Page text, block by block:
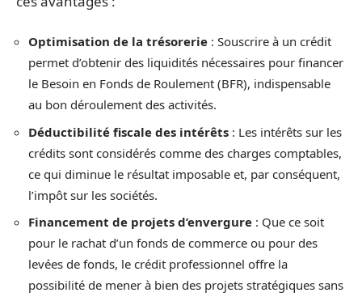
Optimisation de la trésorerie : Souscrire à un crédit
permet d’obtenir des liquidités nécessaires pour financer
le Besoin en Fonds de Roulement (BFR), indispensable
au bon déroulement des activités.
Déductibilité fiscale des intérêts : Les intérêts sur les
crédits sont considérés comme des charges comptables,
ce qui diminue le résultat imposable et, par conséquent,
l’impôt sur les sociétés.
Financement de projets d’envergure : Que ce soit
pour le rachat d’un fonds de commerce ou pour des
levées de fonds, le crédit professionnel offre la
possibilité de mener à bien des projets stratégiques sans